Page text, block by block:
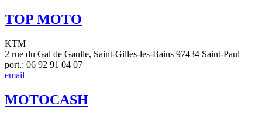
TOP MOTO
KTM
2 rue du Gal de Gaulle, Saint-Gilles-les-Bains 97434 Saint-Paul
port.: 06 92 91 04 07
email
MOTOCASH